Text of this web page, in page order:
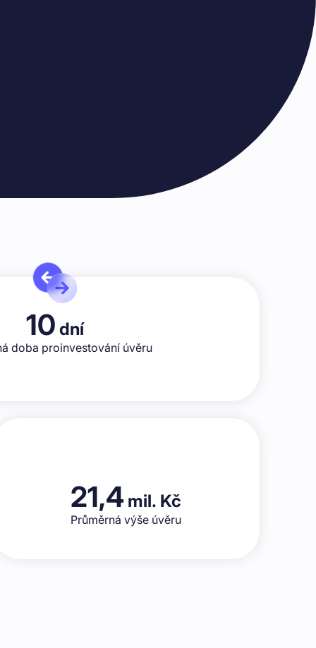
10 dní
doba proinvestování úvěru
21,4 mil. Kč
Průměrná výše úvěru